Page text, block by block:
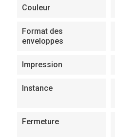
Couleur
Format des
enveloppes
Impression
Instance
Fermeture